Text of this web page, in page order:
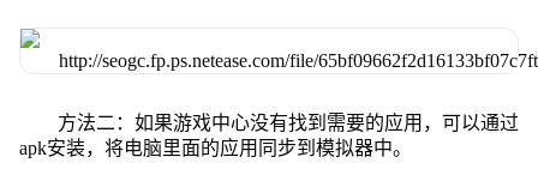
方法二：如果游戏中心没有找到需要的应用，可以通过
apk安装，将电脑里面的应用同步到模拟器中。